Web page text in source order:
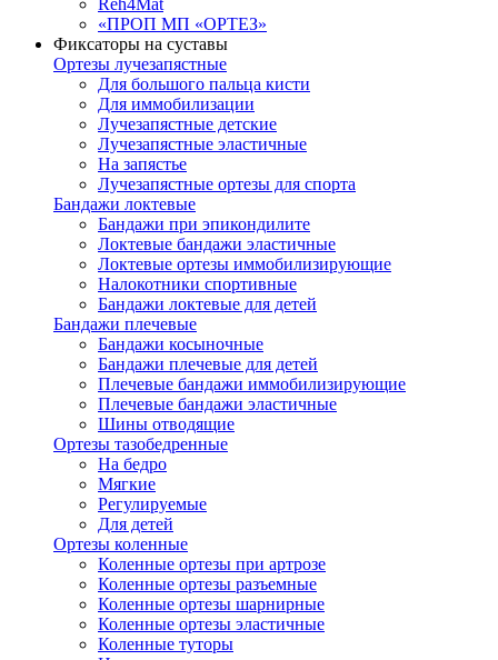
Reh4Mat
«ПРОП МП «ОРТЕЗ»
Фиксаторы на суставы
Ортезы лучезапястные
Для большого пальца кисти
Для иммобилизации
Лучезапястные детские
Лучезапястные эластичные
На запястье
Лучезапястные ортезы для спорта
Бандажи локтевые
Бандажи при эпикондилите
Локтевые бандажи эластичные
Локтевые ортезы иммобилизирующие
Налокотники спортивные
Бандажи локтевые для детей
Бандажи плечевые
Бандажи косыночные
Бандажи плечевые для детей
Плечевые бандажи иммобилизирующие
Плечевые бандажи эластичные
Шины отводящие
Ортезы тазобедренные
На бедро
Мягкие
Регулируемые
Для детей
Ортезы коленные
Коленные ортезы при артрозе
Коленные ортезы разъемные
Коленные ортезы шарнирные
Коленные ортезы эластичные
Коленные туторы